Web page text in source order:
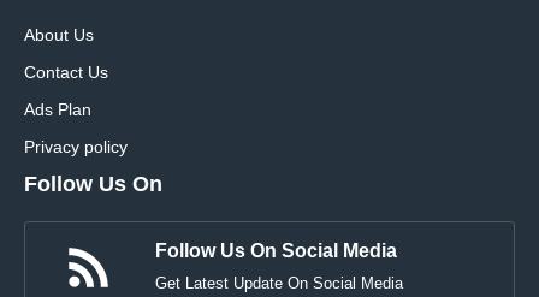
About Us
Contact Us
Ads Plan
Privacy policy
Follow Us On
Follow Us On Social Media
Get Latest Update On Social Media